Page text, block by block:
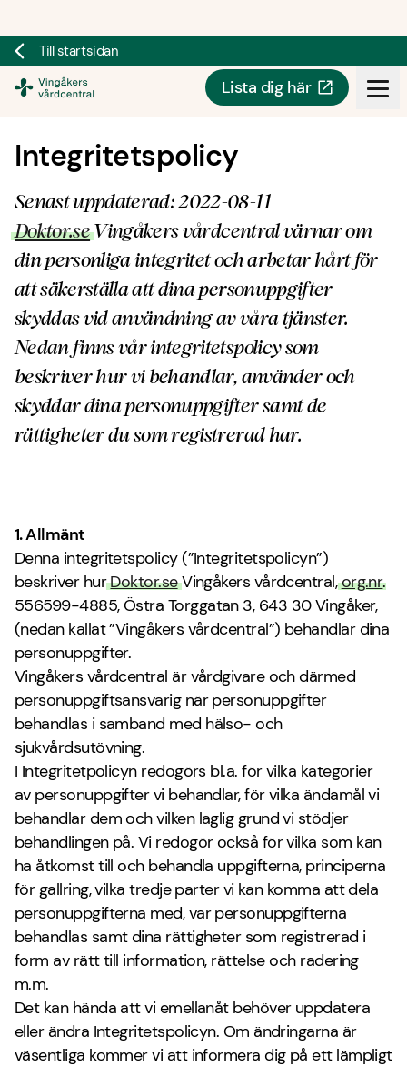
Till startsidan
Lista dig här
Integritetspolicy
Senast uppdaterad: 2022-08-11
Doktor.seVingåkers vårdcentral värnar om
din personliga integritet och arbetar hårt för
att säkerställa att dina personuppgifter
skyddas vid användning av våra tjänster.
Nedan finns vår integritetspolicy som
beskriver hur vi behandlar, använder och
skyddar dina personuppgifter samt de
rättigheter du som registrerad har.
1. Allmänt
Denna integritetspolicy (”Integritetspolicyn”)
beskriver hurDoktor.seVingåkers vårdcentral,org.nr.
556599-4885, Östra Torggatan 3, 643 30 Vingåker,
(nedan kallat ”Vingåkers vårdcentral”) behandlar dina
personuppgifter.
Vingåkers vårdcentral är vårdgivare och därmed
personuppgiftsansvarig när personuppgifter
behandlas i samband med hälso- och
sjukvårdsutövning.
I Integritetpolicyn redogörs bl.a. för vilka kategorier
av personuppgifter vi behandlar, för vilka ändamål vi
behandlar dem och vilken laglig grund vi stödjer
behandlingen på. Vi redogör också för vilka som kan
ha åtkomst till och behandla uppgifterna, principerna
för gallring, vilka tredje parter vi kan komma att dela
personuppgifterna med, var personuppgifterna
behandlas samt dina rättigheter som registrerad i
form av rätt till information, rättelse och radering
m.m.
Det kan hända att vi emellanåt behöver uppdatera
eller ändra Integritetspolicyn. Om ändringarna är
väsentliga kommer vi att informera dig på ett lämpligt